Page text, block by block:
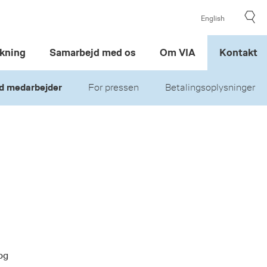
English
Samarbejd med os Om VIA Kontakt
medarbejder For pressen Betalingsoplysninger